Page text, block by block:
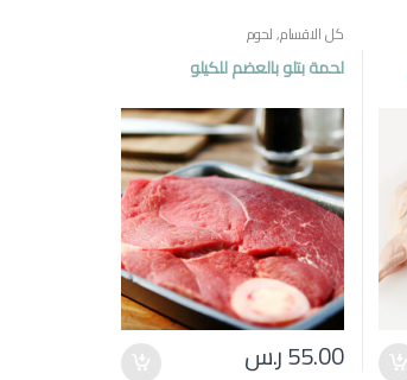
كل الاقسام,لحوم
لحمة بتلو بالعضم للكيلو
55.00ر.س